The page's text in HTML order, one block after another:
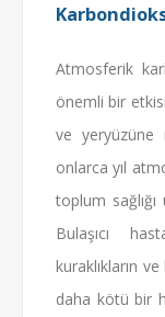
Atmosferik
önemli bir
ve yeryüzüne
onlarca yıl
toplum sağlığı
Bulaşıcı
kuraklıkların
daha kötü bir